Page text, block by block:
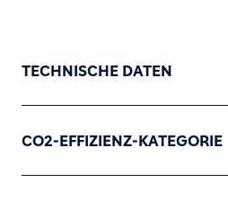
TECHNISCHE DATEN
CO2-EFFIZIENZ-KATEGORIE